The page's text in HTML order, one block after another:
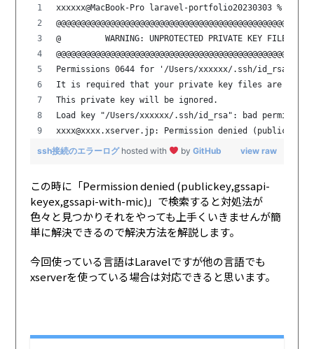
xxxxxx@MacBook-Pro laravel-portfolio20230303 % ssh
@         WARNING: UNPROTECTED PRIVATE KEY FILE!
Permissions 0644 for '/Users/xxxxxx/.ssh/id_rsa' are
It is required that your private key files are NOT
This private key will be ignored.
Load key "/Users/xxxxxx/.ssh/id_rsa": bad
xxxx@xxxx.xserver.jp: Permission denied
view raw
ssh接続のエラーログ hosted with byGitHub
この時に「Permission denied (publickey,gssapi-
keyex,gssapi-with-mic)」で検索すると対処法が
色々と見つかりそれをやっても上手くいきませんが簡
単に解決できるので解決方法を解説します。
今回使っている言語はLaravelですが他の言語でも
xserverを使っている場合は対応できると思います。